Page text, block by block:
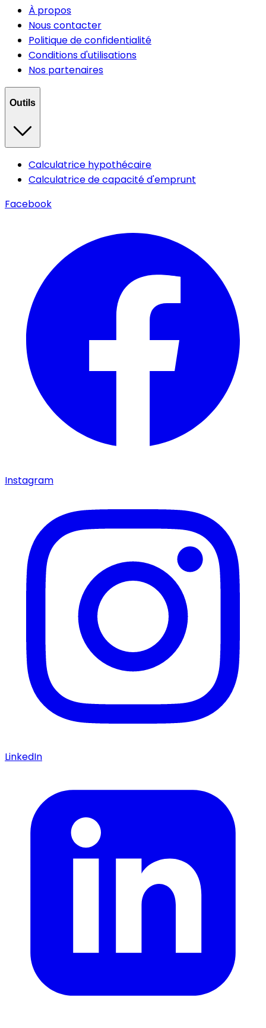
À propos
Nous contacter
Politique de confidentialité
Conditions d'utilisations
Nos partenaires
Outils
Calculatrice hypothécaire
Calculatrice de capacité d'emprunt
Facebook
Instagram
LinkedIn